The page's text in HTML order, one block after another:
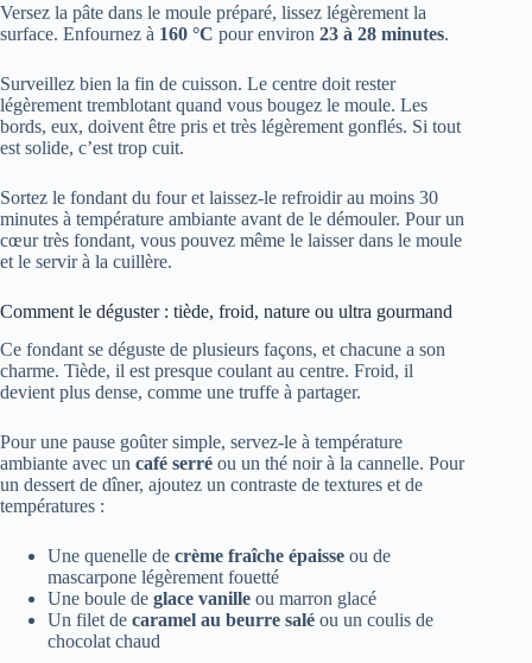
Versez la pâte dans le moule préparé, lissez légèrement la
surface. Enfournez à 160 °C pour environ 23 à 28 minutes.
Surveillez bien la fin de cuisson. Le centre doit rester
légèrement tremblotant quand vous bougez le moule. Les
bords, eux, doivent être pris et très légèrement gonflés. Si tout
est solide, c’est trop cuit.
Sortez le fondant du four et laissez-le refroidir au moins 30
minutes à température ambiante avant de le démouler. Pour un
cœur très fondant, vous pouvez même le laisser dans le moule
et le servir à la cuillère.
Comment le déguster : tiède, froid, nature ou ultra gourmand
Ce fondant se déguste de plusieurs façons, et chacune a son
charme. Tiède, il est presque coulant au centre. Froid, il
devient plus dense, comme une truffe à partager.
Pour une pause goûter simple, servez-le à température
ambiante avec un café serré ou un thé noir à la cannelle. Pour
un dessert de dîner, ajoutez un contraste de textures et de
températures :
Une quenelle de crème fraîche épaisse ou de
mascarpone légèrement fouetté
Une boule de glace vanille ou marron glacé
Un filet de caramel au beurre salé ou un coulis de
chocolat chaud